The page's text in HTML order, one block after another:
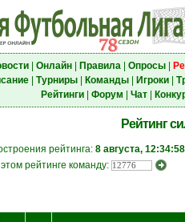
| Онлайн| Правила| Опросы|
| Турниры| Команды| Игроки|
Рейтинги| Форум Чат|
Рейтинг
рейтинга: 8 августа, 12:34:58
этом рейтинге команду: